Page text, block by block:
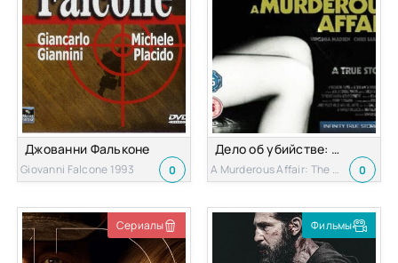
Джованни Фальконе
Giovanni Falcone 1993 0
Дело об убийстве: История Кэролин Уормус
A Murderous Affair: The Carolyn Warmus Story 1992 0
Сериалы Фильмы